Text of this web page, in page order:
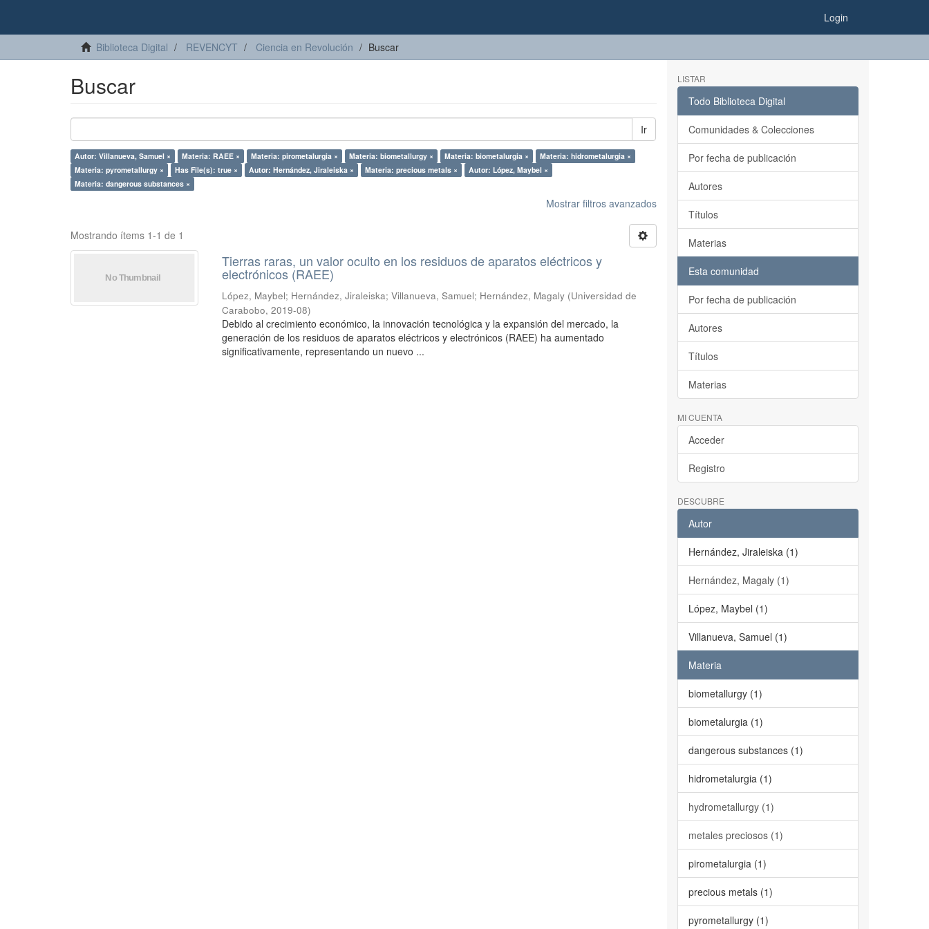
Login
Biblioteca Digital REVENCYT Ciencia en Revolución Buscar
Buscar
Ir
Autor: Villanueva, Samuel × Materia: RAEE × Materia: pirometalurgia × Materia: biometallurgy × Materia: biometalurgia ×
Materia: hidrometalurgia ×
Materia: pyrometallurgy ×
Has File(s): true × Autor: Hernández, Jiraleiska × Materia: precious metals ×
Autor: López, Maybel ×
Materia: dangerous substances ×
Mostrar filtros avanzados
Mostrando ítems 1-1 de 1
Tierras raras, un valor oculto en los residuos de aparatos eléctricos y
electrónicos (RAEE)
López, Maybel; Hernández, Jiraleiska;Villanueva, Samuel; Hernández, Magaly (Universidad de
Carabobo,2019-08)
Debido al crecimiento económico, la innovación tecnológica y la expansión del mercado, la
generación de los residuos de aparatos eléctricos y electrónicos (RAEE) ha aumentado
significativamente, representando un nuevo ...
LISTAR
Todo Biblioteca Digital
Comunidades & Colecciones
Por fecha de publicación
Autores
Títulos
Materias
Esta comunidad
Por fecha de publicación
Autores
Títulos
Materias
MI CUENTA
Acceder
Registro
DESCUBRE
Autor
Hernández, Jiraleiska (1)
Hernández, Magaly (1)
López, Maybel (1)
Villanueva, Samuel (1)
Materia
biometallurgy (1)
biometalurgia (1)
dangerous substances (1)
hidrometalurgia (1)
hydrometallurgy (1)
metales preciosos (1)
pirometalurgia (1)
precious metals (1)
pyrometallurgy (1)